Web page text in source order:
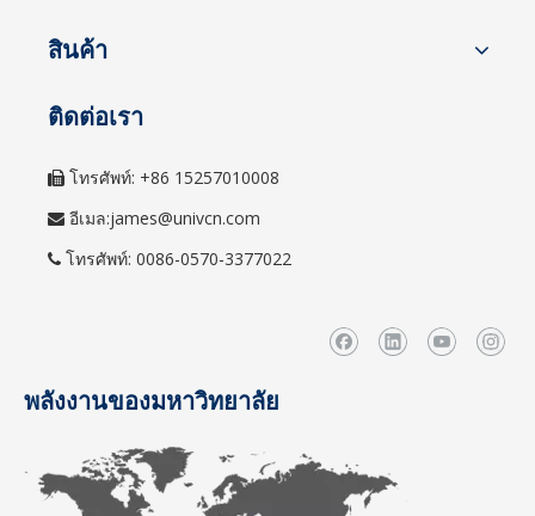
สินค้า
ติดต่อเรา
 โทรศัพท์: +86 15257010008
 อีเมล:james@univcn.com
 โทรศัพท์: 0086-0570-3377022
พลังงานของมหาวิทยาลัย